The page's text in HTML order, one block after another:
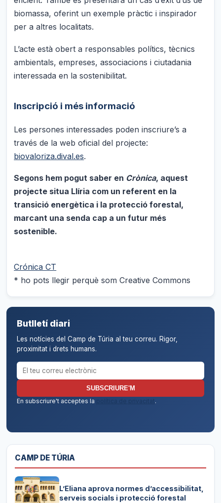
biomassa, oferint un exemple pràctic i inspirador
per a altres localitats.
L’acte està obert a responsables polítics, tècnics
ambientals, empreses, associacions i ciutadania
interessada en la sostenibilitat.
Inscripció i més informació
Les persones interessades poden inscriure’s a
través de la web oficial del projecte:
biovaloriza.dival.es.
Segons hem pogut saber en Crònica, aquest
projecte situa Llíria com un referent en la
transició energètica i la protecció forestal,
marcant una senda cap a un futur més
sostenible.
Crónica CT
* ho pots llegir perquè som Creative Commons
Butlletí diari
Les notícies del Camp de Túria al teu correu. Rigor,
proximitat i drets humans.
Correu electrònic per al butlletí
SUBSCRIURE'M
En subscriure't acceptes la
política de privacitat.
CAMP DE TÚRIA
L’Eliana aprova normes d’accessibilitat,
serveis socials i protecció forestal